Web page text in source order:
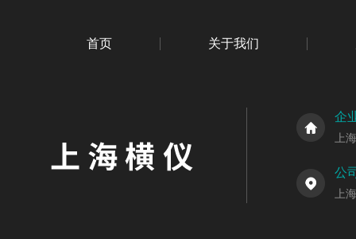
首页 关于我们
企
上
公
上